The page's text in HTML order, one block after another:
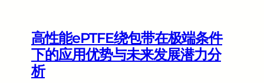
高性能ePTFE绕包带在极端条件
下的应用优势与未来发展潜力分
析